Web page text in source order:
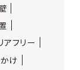
アフリー
け